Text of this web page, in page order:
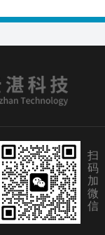
扫
码
加
微
信